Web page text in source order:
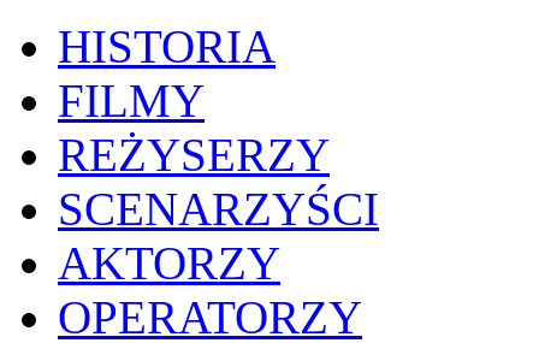
HISTORIA
FILMY
REŻYSERZY
SCENARZYŚCI
AKTORZY
OPERATORZY